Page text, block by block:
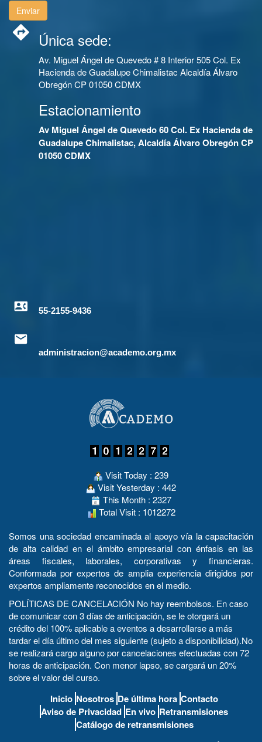
Única sede:
Av. Miguel Ángel de Quevedo # 8 Interior 505 Col. Ex
Hacienda de Guadalupe Chimalistac Alcaldía Álvaro
Obregón CP 01050 CDMX
Estacionamiento
Av Miguel Ángel de Quevedo 60 Col. Ex Hacienda de
Guadalupe Chimalistac, Alcaldía Álvaro Obregón CP
01050 CDMX
55-2155-9436
administracion@academo.org.mx
Visit Today : 239
Visit Yesterday : 442
This Month : 2327
Total Visit : 1012272
Somos una sociedad encaminada al apoyo vía la capacitación
de alta calidad en el ámbito empresarial con énfasis en las
áreas fiscales, laborales, corporativas y financieras.
Conformada por expertos de amplia experiencia dirigidos por
expertos ampliamente reconocidos en el medio.
POLÍTICAS DE CANCELACIÓN No hay reembolsos. En caso
de comunicar con 3 días de anticipación, se le otorgará un
crédito del 100% aplicable a eventos a desarrollarse a más
tardar el día último del mes siguiente (sujeto a disponibilidad).No
se realizará cargo alguno por cancelaciones efectuadas con 72
horas de anticipación. Con menor lapso, se cargará un 20%
sobre el valor del curso.
Inicio Nosotros De última hora Contacto
Aviso de Privacidad En vivo Retransmisiones
Catálogo de retransmisiones